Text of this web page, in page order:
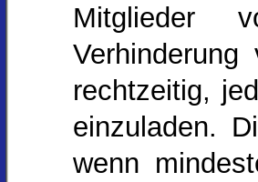
Mitglieder
Verhinderung
rechtzeitig,
einzuladen.
wenn